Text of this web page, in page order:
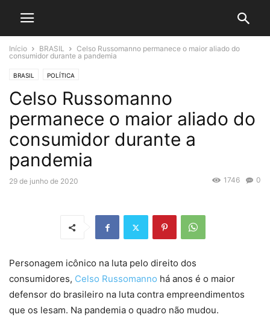
Início BRASIL
Celso Russomanno permanece o maior aliado do
consumidor durante a pandemia
BRASIL POLÍTICA
Celso Russomanno
permanece o maior aliado do
consumidor durante a
pandemia
29 de junho de 2020 0
1746
Personagem icônico na luta pelo direito dos
consumidores, Celso Russomanno há anos é o maior
defensor do brasileiro na luta contra empreendimentos
que os lesam. Na pandemia o quadro não mudou.